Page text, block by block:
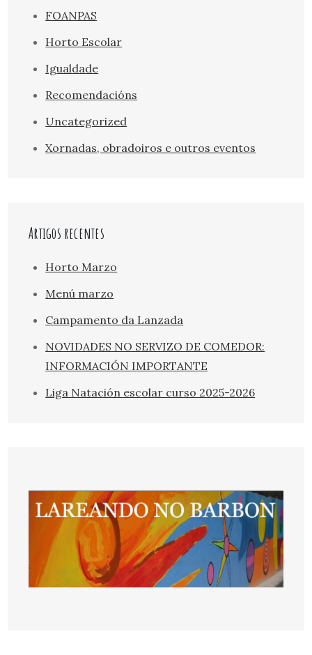
FOANPAS
Horto Escolar
Igualdade
Recomendacións
Uncategorized
Xornadas, obradoiros e outros eventos
Artigos recentes
Horto Marzo
Menú marzo
Campamento da Lanzada
NOVIDADES NO SERVIZO DE COMEDOR:
INFORMACIÓN IMPORTANTE
Liga Natación escolar curso 2025-2026